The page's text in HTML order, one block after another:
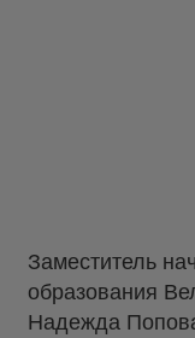
Заместитель
образования
Надежда